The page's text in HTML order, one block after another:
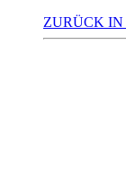
ZURÜCK IN